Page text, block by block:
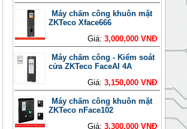
Máy chấm công khuôn mặt
ZKTeco Xface666
Giá: 3,000,000 VNĐ
Máy chấm công - Kiểm soát
cửa ZKTeco FaceAI 4A
Giá: 3,150,000 VNĐ
Máy chấm công khuôn mặt
ZKTeco nFace102
Giá: 3,300,000 VNĐ